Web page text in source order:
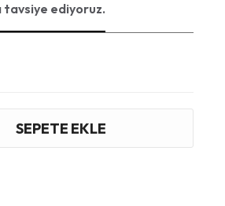
tavsiye ediyoruz.